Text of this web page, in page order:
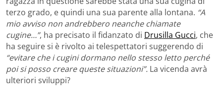
terzo grado, e quindi una sua parente alla lontana. “A
mio avviso non andrebbero neanche chiamate
cugine…”, ha precisato il fidanzato di Drusilla Gucci, che
ha seguire si è rivolto ai telespettatori suggerendo di
“evitare che i cugini dormano nello stesso letto perché
poi si posso creare queste situazioni”. La vicenda avrà
ulteriori sviluppi?